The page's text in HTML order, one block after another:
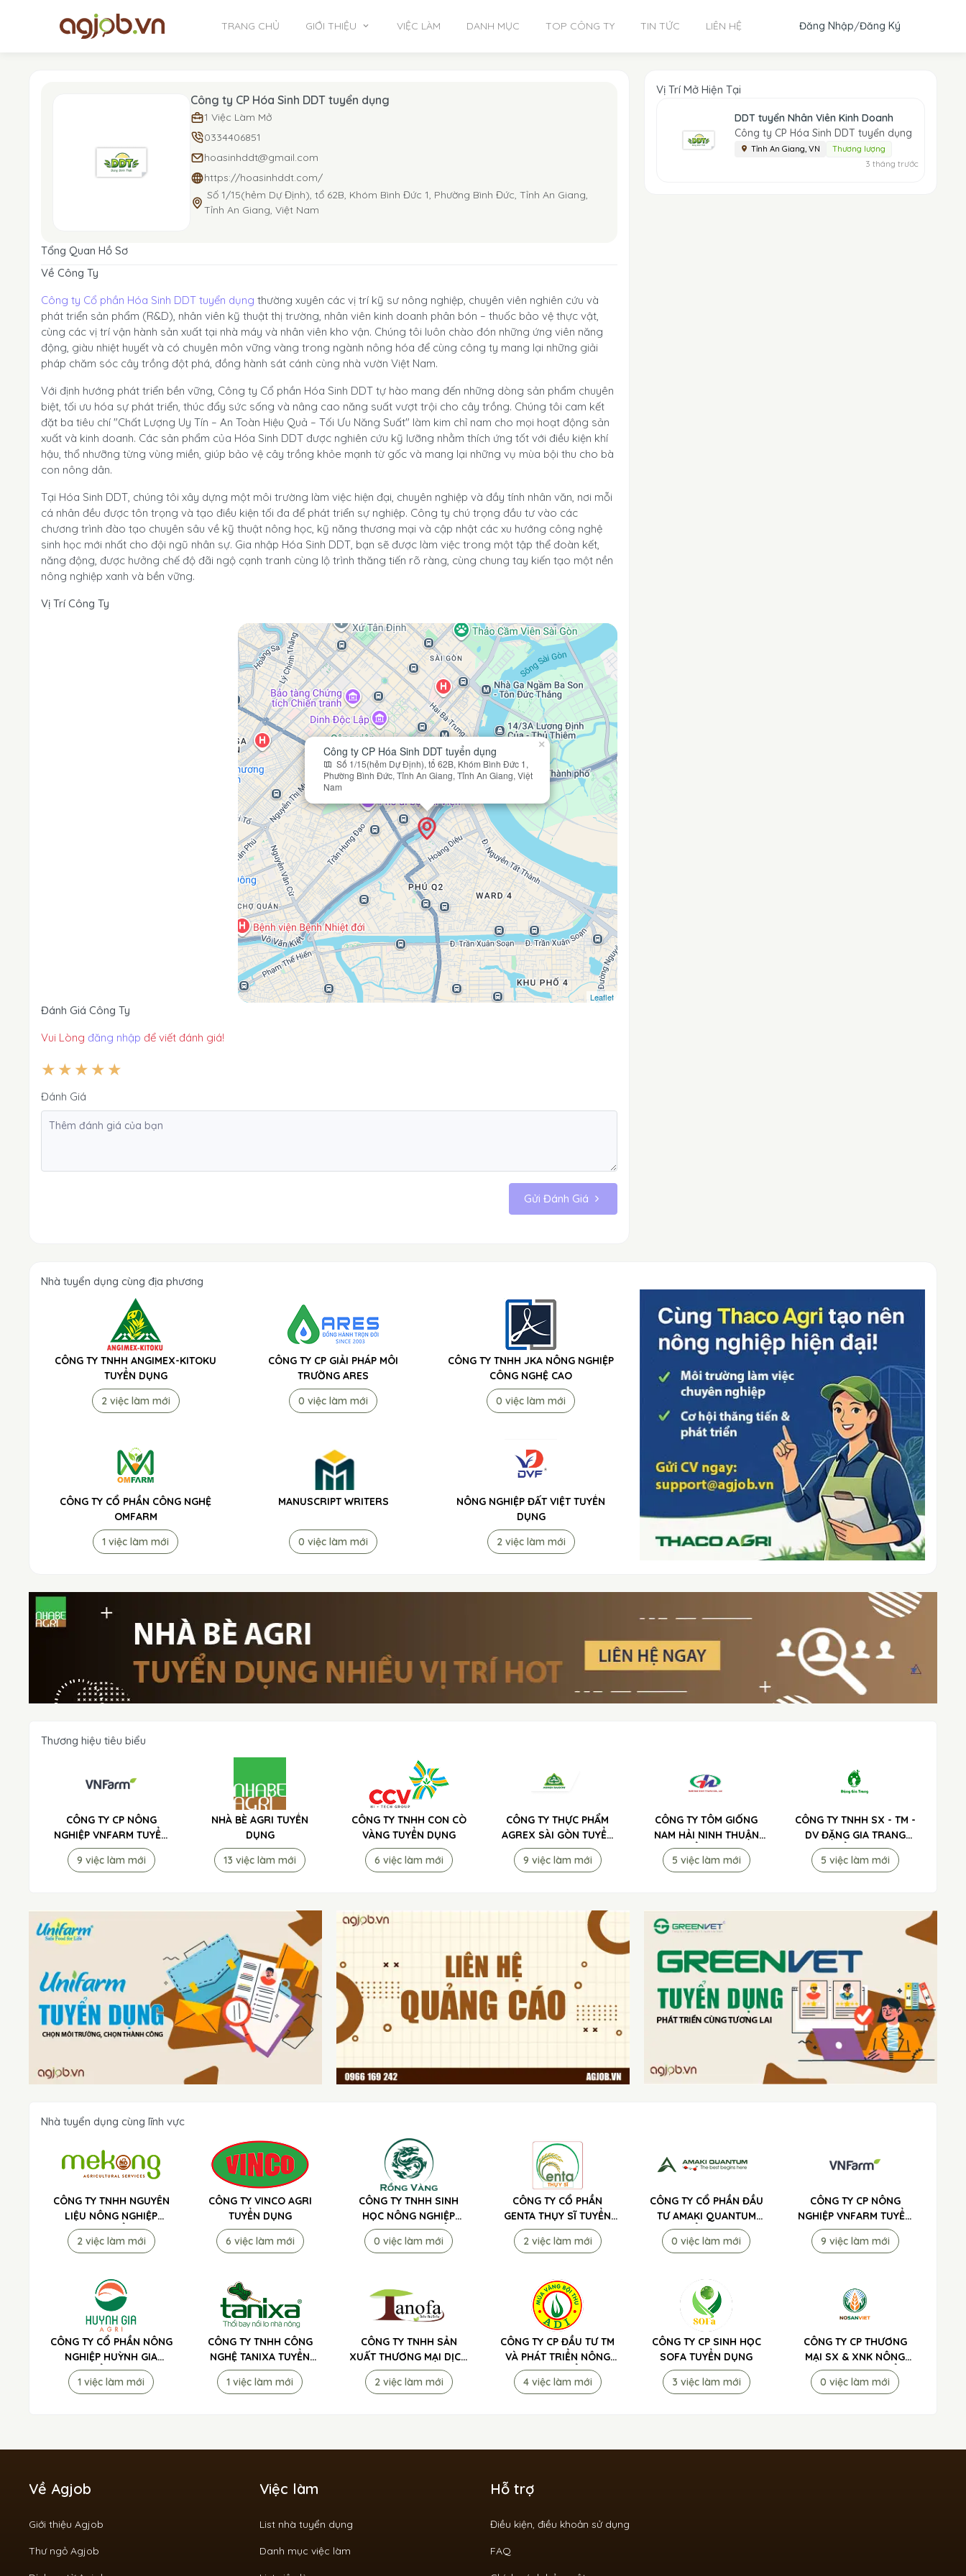
TRANG CHỦ GIỚI THIỆU VIỆC LÀM DANH MỤC TOP CÔNG TY TIN TỨC LIÊN HỆ Đăng Nhập/Đăng Ký
Công ty CP Hóa Sinh DDT tuyển dụng
1 Việc Làm Mở
0334406851
hoasinhddt@gmail.com
https://hoasinhddt.com/
Số 1/15(hẻm Dự Định), tổ 62B, Khóm Bình Đức 1, Phường Bình Đức, Tỉnh An Giang,
Tỉnh An Giang, Việt Nam
Tổng Quan Hồ Sơ
Về Công Ty
Công ty Cổ phần Hóa Sinh DDT tuyển dụng thường xuyên các vị trí kỹ sư nông nghiệp, chuyên viên nghiên cứu và
phát triển sản phẩm (R&D), nhân viên kỹ thuật thị trường, nhân viên kinh doanh phân bón – thuốc bảo vệ thực vật,
cùng các vị trí vận hành sản xuất tại nhà máy và nhân viên kho vận. Chúng tôi luôn chào đón những ứng viên năng
động, giàu nhiệt huyết và có chuyên môn vững vàng trong ngành nông hóa để cùng công ty mang lại những giải
pháp chăm sóc cây trồng đột phá, đồng hành sát cánh cùng nhà vườn Việt Nam.
Với định hướng phát triển bền vững, Công ty Cổ phần Hóa Sinh DDT tự hào mang đến những dòng sản phẩm chuyên
biệt, tối ưu hóa sự phát triển, thúc đẩy sức sống và nâng cao năng suất vượt trội cho cây trồng. Chúng tôi cam kết
đặt ba tiêu chí "Chất Lượng Uy Tín – An Toàn Hiệu Quả – Tối Ưu Năng Suất" làm kim chỉ nam cho mọi hoạt động sản
xuất và kinh doanh. Các sản phẩm của Hóa Sinh DDT được nghiên cứu kỹ lưỡng nhằm thích ứng tốt với điều kiện khí
hậu, thổ nhưỡng từng vùng miền, giúp bảo vệ cây trồng khỏe mạnh từ gốc và mang lại những vụ mùa bội thu cho bà
con nông dân.
Tại Hóa Sinh DDT, chúng tôi xây dựng một môi trường làm việc hiện đại, chuyên nghiệp và đầy tính nhân văn, nơi mỗi
cá nhân đều được tôn trọng và tạo điều kiện tối đa để phát triển sự nghiệp. Công ty chú trọng đầu tư vào các
chương trình đào tạo chuyên sâu về kỹ thuật nông học, kỹ năng thương mại và cập nhật các xu hướng công nghệ
sinh học mới nhất cho đội ngũ nhân sự. Gia nhập Hóa Sinh DDT, bạn sẽ được làm việc trong một tập thể đoàn kết,
năng động, được hưởng chế độ đãi ngộ cạnh tranh cùng lộ trình thăng tiến rõ ràng, cùng chung tay kiến tạo một nền
nông nghiệp xanh và bền vững.
Vị Trí Công Ty
Công ty CP Hóa Sinh DDT tuyển dụng
Số 1/15(hẻm Dự Định), tổ 62B, Khóm Bình Đức 1,
Phường Bình Đức, Tỉnh An Giang, Tỉnh An Giang, Việt
Nam
×
Leaflet
Đánh Giá Công Ty
Vui Lòng đăng nhập để viết đánh giá!
Đánh Giá
Gửi Đánh Giá
Vị Trí Mở Hiện Tại
DDT tuyển Nhân Viên Kinh Doanh
Công ty CP Hóa Sinh DDT tuyển dụng
Tỉnh An Giang, VN Thương lượng
3 tháng trước
Nhà tuyển dụng cùng địa phương
CÔNG TY TNHH ANGIMEX-KITOKU
TUYỂN DỤNG
2 việc làm mới
CÔNG TY CP GIẢI PHÁP MÔI
TRƯỜNG ARES
0 việc làm mới
CÔNG TY TNHH JKA NÔNG NGHIỆP
CÔNG NGHỆ CAO
0 việc làm mới
CÔNG TY CỔ PHẦN CÔNG NGHỆ
OMFARM
1 việc làm mới
MANUSCRIPT WRITERS
0 việc làm mới
NÔNG NGHIỆP ĐẤT VIỆT TUYỂN
DỤNG
2 việc làm mới
Thương hiệu tiêu biểu
CÔNG TY CP NÔNG
NGHIỆP VNFARM TUYỂN
DỤNG
9 việc làm mới
NHÀ BÈ AGRI TUYỂN
DỤNG
13 việc làm mới
CÔNG TY TNHH CON CÒ
VÀNG TUYỂN DỤNG
6 việc làm mới
CÔNG TY THỰC PHẨM
AGREX SÀI GÒN TUYỂN
DỤNG
9 việc làm mới
CÔNG TY TÔM GIỐNG
NAM HẢI NINH THUẬN
TUYỂN DỤNG
5 việc làm mới
CÔNG TY TNHH SX - TM -
DV ĐẶNG GIA TRANG
TUYỂN DỤNG
5 việc làm mới
Nhà tuyển dụng cùng lĩnh vực
CÔNG TY TNHH NGUYÊN
LIỆU NÔNG NGHIỆP
MEKONG TUYỂN DỤNG
2 việc làm mới
CÔNG TY VINCO AGRI
TUYỂN DỤNG
6 việc làm mới
CÔNG TY TNHH SINH
HỌC NÔNG NGHIỆP
RỒNG VÀNG TUYỂN
DỤNG
0 việc làm mới
CÔNG TY CỔ PHẦN
GENTA THỤY SĨ TUYỂN
DỤNG
2 việc làm mới
CÔNG TY CỔ PHẦN ĐẦU
TƯ AMAKI QUANTUM
TUYỂN DỤNG
0 việc làm mới
CÔNG TY CP NÔNG
NGHIỆP VNFARM TUYỂN
DỤNG
9 việc làm mới
CÔNG TY CỔ PHẦN NÔNG
NGHIỆP HUỲNH GIA
TUYỂN DỤNG
1 việc làm mới
CÔNG TY TNHH CÔNG
NGHỆ TANIXA TUYỂN
DỤNG
1 việc làm mới
CÔNG TY TNHH SẢN
XUẤT THƯƠNG MẠI DỊCH
VỤ TÂN NÔNG PHÁT -
PHÂN BÓN 3 TỐT TUYỂN
2 việc làm mới
CÔNG TY CP ĐẦU TƯ TM
VÀ PHÁT TRIỂN NÔNG
NGHIỆP ADI TUYỂN DỤNG
4 việc làm mới
CÔNG TY CP SINH HỌC
SOFA TUYỂN DỤNG
3 việc làm mới
CÔNG TY CP THƯƠNG
MẠI SX & XNK NÔNG
NGHIỆP XANH TUYỂN
DỤNG
0 việc làm mới
Về Agjob
Giới thiệu Agjob
Thư ngỏ Agjob
Việc làm
List nhà tuyển dụng
Danh mục việc làm
Hỗ trợ
Điều kiện, điều khoản sử dụng
FAQ